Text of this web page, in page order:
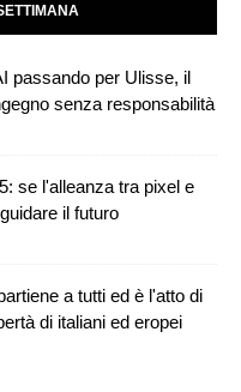
passando per Ulisse, il
senza responsabilità
se l'alleanza tra pixel e
il futuro
a tutti ed è l'atto di
di italiani ed eropei